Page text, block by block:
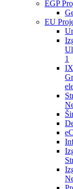
EGP
EU
1